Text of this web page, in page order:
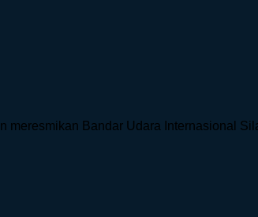
Bandar Udara Internasional